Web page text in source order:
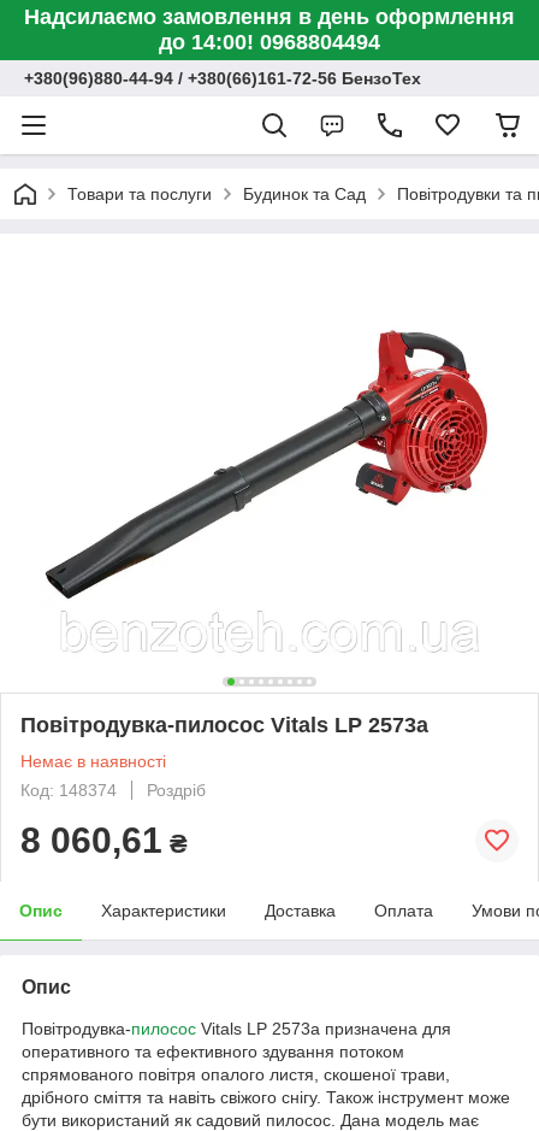
Надсилаємо замовлення в день оформлення
до 14:00! 0968804494
+380(96)880-44-94 / +380(66)161-72-56 БензоТех
Товари та послуги Будинок та Сад Повітродувки та
Повітродувка-пилосос Vitals LP 2573a
Немає в наявності
Код: 148374
Роздріб
8 060,61 ₴
Опис Характеристики Доставка Оплата Умови
Опис
Повітродувка-пилосос Vitals LP 2573a призначена для
оперативного та ефективного здування потоком
спрямованого повітря опалого листя, скошеної трави,
дрібного сміття та навіть свіжого снігу. Також інструмент може
бути використаний як садовий пилосос. Дана модель має